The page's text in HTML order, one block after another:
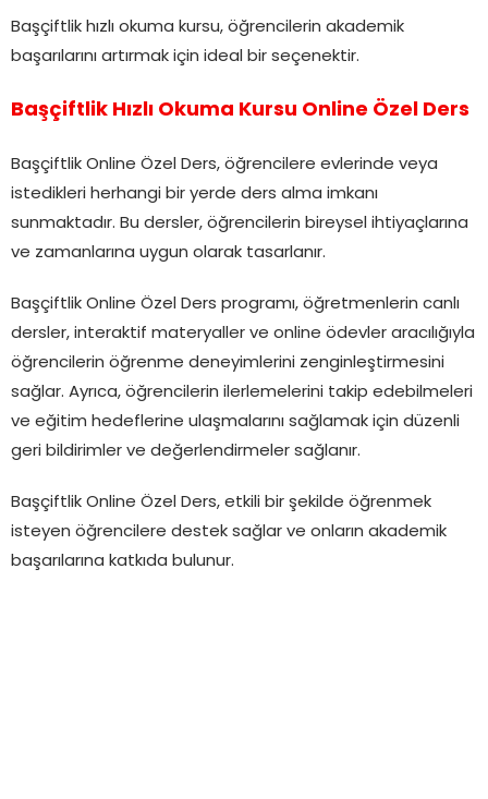
Başçiftlik hızlı okuma kursu, öğrencilerin akademik
başarılarını artırmak için ideal bir seçenektir.
Başçiftlik Hızlı Okuma Kursu Online Özel Ders
Başçiftlik Online Özel Ders, öğrencilere evlerinde veya
istedikleri herhangi bir yerde ders alma imkanı
sunmaktadır. Bu dersler, öğrencilerin bireysel ihtiyaçlarına
ve zamanlarına uygun olarak tasarlanır.
Başçiftlik Online Özel Ders programı, öğretmenlerin canlı
dersler, interaktif materyaller ve online ödevler aracılığıyla
öğrencilerin öğrenme deneyimlerini zenginleştirmesini
sağlar. Ayrıca, öğrencilerin ilerlemelerini takip edebilmeleri
ve eğitim hedeflerine ulaşmalarını sağlamak için düzenli
geri bildirimler ve değerlendirmeler sağlanır.
Başçiftlik Online Özel Ders, etkili bir şekilde öğrenmek
isteyen öğrencilere destek sağlar ve onların akademik
başarılarına katkıda bulunur.